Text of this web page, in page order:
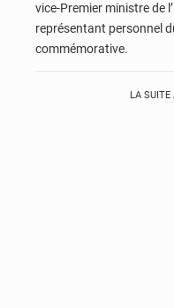
vice-Premier ministre de
représentant personnel
commémorative.
LA SUITE